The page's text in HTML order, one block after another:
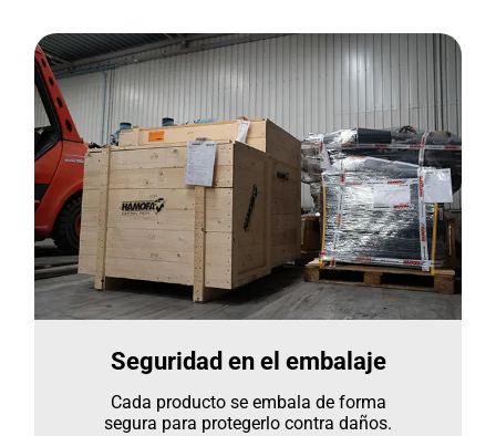
Seguridad en el embalaje
Cada producto se embala de forma
segura para protegerlo contra daños.